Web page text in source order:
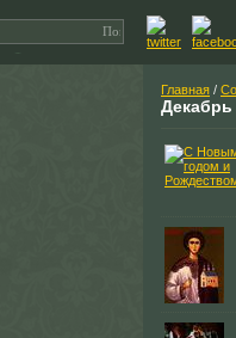
Главная /
Декабрь